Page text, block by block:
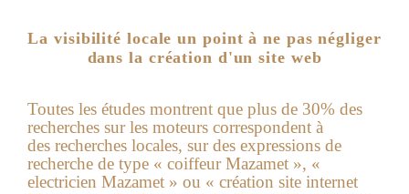
La visibilité locale un point à ne pas négliger
dans la création d'un site web
Toutes les études montrent que plus de 30% des
recherches sur les moteurs correspondent à
des recherches locales, sur des expressions de
recherche de type « coiffeur Mazamet », «
electricien Mazamet » ou « création site internet